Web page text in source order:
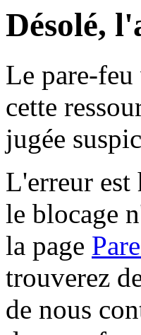
Désolé,
Le pare-
cette
jugée
L'erreur est
le blocage
la page
trouverez
de nous